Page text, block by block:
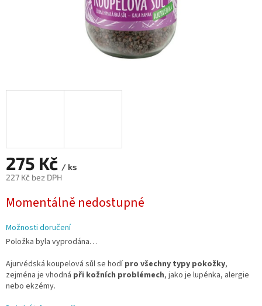
275 Kč / ks
227 Kč bez DPH
cena:
Momentálně nedostupné
Možnosti doručení
Položka byla vyprodána…
Ajurvédská koupelová sůl se hodípro všechny typy pokožky,
zejména je vhodná při kožních problémech, jako je lupénka, alergie
nebo ekzémy.